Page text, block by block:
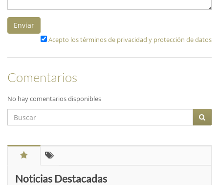
Enviar
Acepto los términos de privacidad y protección de datos
Comentarios
No hay comentarios disponibles
Noticias Destacadas